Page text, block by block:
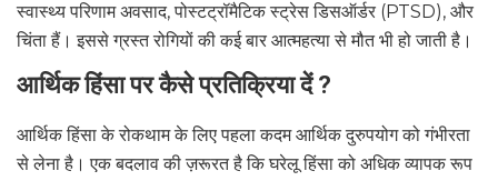
स्वास्थ्य परिणाम अवसाद, पोस्टट्रॉमैटिक स्ट्रेस डिसऑर्डर (PTSD), और
चिंता हैं। इससे ग्रस्त रोगियों की कई बार आत्महत्या से मौत भी हो जाती है।
आर्थिक हिंसा पर कैसे प्रतिक्रिया दें ?
आर्थिक हिंसा के रोकथाम के लिए पहला कदम आर्थिक दुरुपयोग को गंभीरता
से लेना है। एक बदलाव की ज़रूरत है कि घरेलू हिंसा को अधिक व्यापक रूप